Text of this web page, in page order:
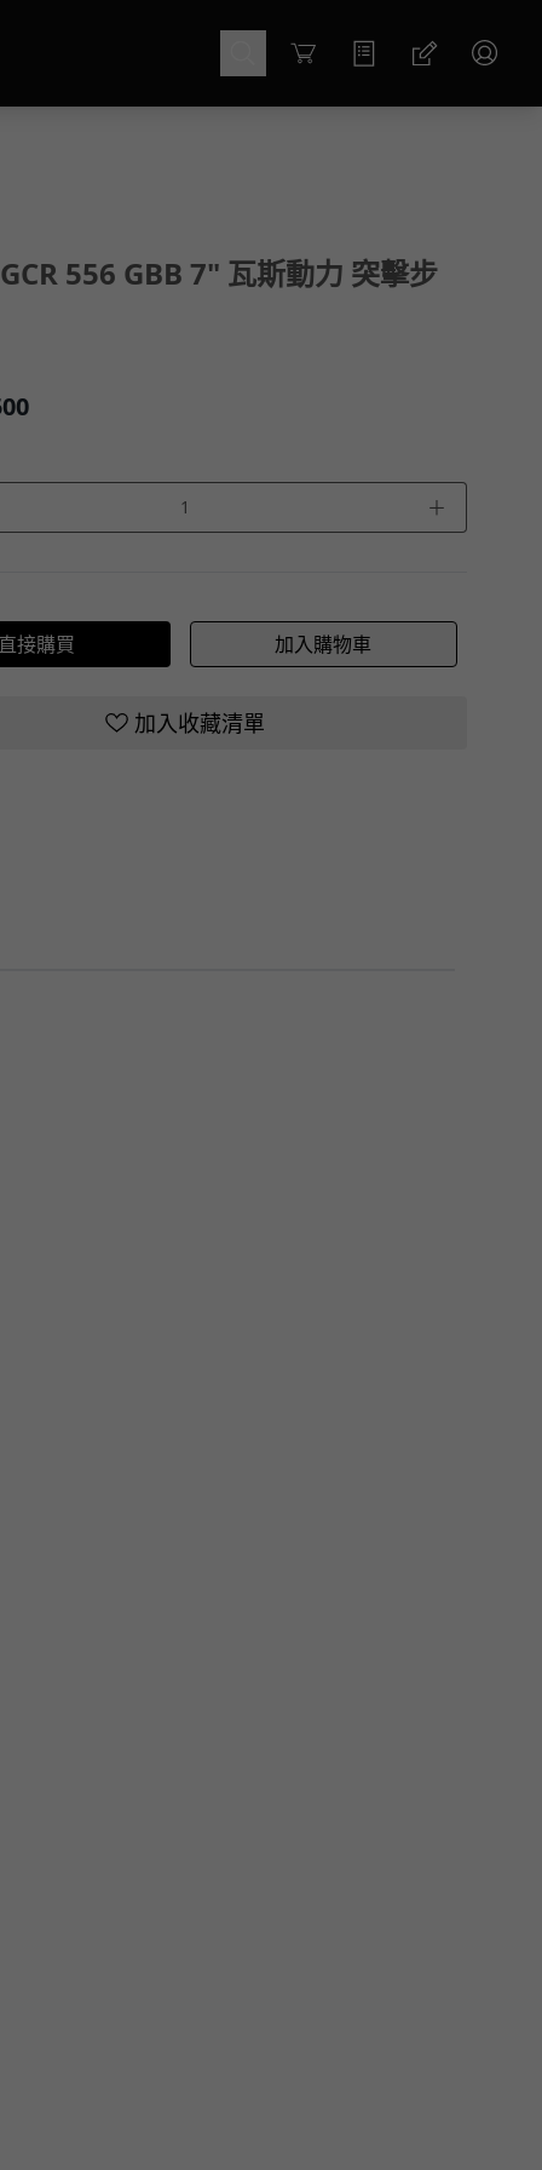
Cart
556 GBB 7" 瓦斯動力 突擊步
＋
接購買 加入購物車
加入收藏清單